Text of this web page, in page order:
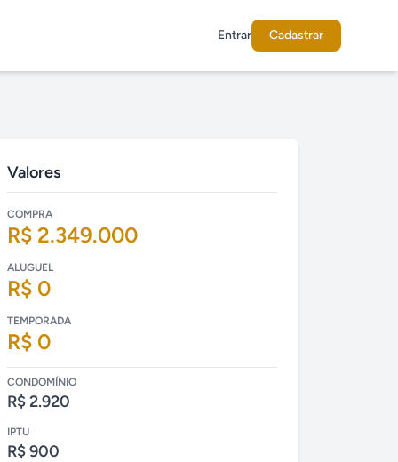
Entrar Cadastrar
Valores
COMPRA
R$ 2.349.000
ALUGUEL
R$ 0
TEMPORADA
R$ 0
CONDOMÍNIO
R$ 2.920
IPTU
R$ 900